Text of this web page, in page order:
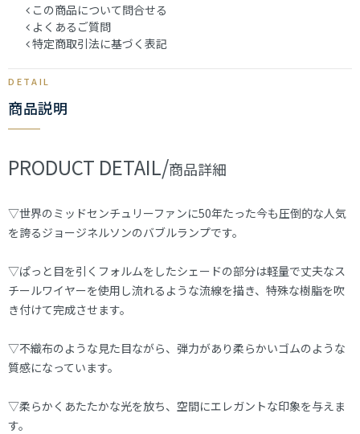
この商品について問合せる
よくあるご質問
特定商取引法に基づく表記
商品説明
PRODUCT DETAIL/商品詳細
▽世界のミッドセンチュリーファンに50年たった今も圧倒的な人気
を誇るジョージネルソンのバブルランプです。
▽ぱっと目を引くフォルムをしたシェードの部分は軽量で丈夫なス
チールワイヤーを使用し流れるような流線を描き、特殊な樹脂を吹
き付けて完成させます。
▽不織布のような見た目ながら、弾力があり柔らかいゴムのような
質感になっています。
▽柔らかくあたたかな光を放ち、空間にエレガントな印象を与えま
す。